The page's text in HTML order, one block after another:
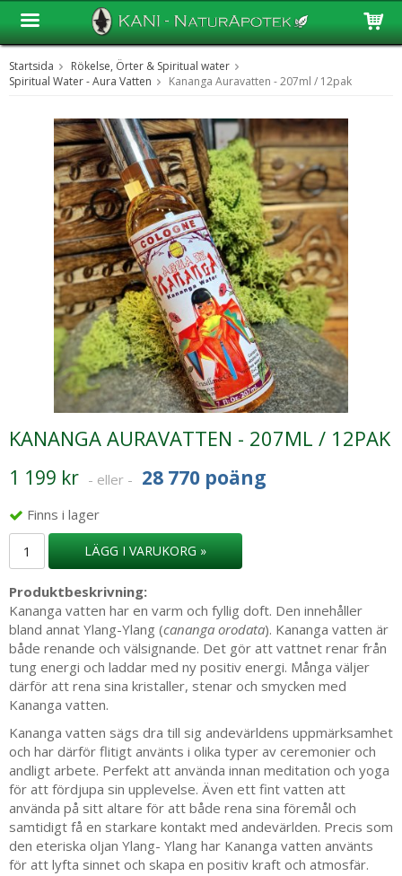
Produkten har blivit tillagd i varukorgen
Startsida
Rökelse, Örter & Spiritual water
Spiritual Water - Aura Vatten
Kananga Auravatten - 207ml / 12pak
KANANGA AURAVATTEN - 207ML / 12PAK
1 199 kr - eller - 28 770 poäng
Finns i lager
LÄGG I VARUKORG »
Produktbeskrivning:
Kananga vatten har en varm och fyllig doft. Den innehåller
bland annat Ylang-Ylang (cananga orodata). Kananga vatten är
både renande och välsignande. Det gör att vattnet renar från
tung energi och laddar med ny positiv energi. Många väljer
därför att rena sina kristaller, stenar och smycken med
Kananga vatten.
Kananga vatten sägs dra till sig andevärldens uppmärksamhet
och har därför flitigt använts i olika typer av ceremonier och
andligt arbete. Perfekt att använda innan meditation och yoga
för att fördjupa sin upplevelse. Även ett fint vatten att
använda på sitt altare för att både rena sina föremål och
samtidigt få en starkare kontakt med andevärlden. Precis som
den eteriska oljan Ylang- Ylang har Kananga vatten använts
för att lyfta sinnet och skapa en positiv kraft och atmosfär.